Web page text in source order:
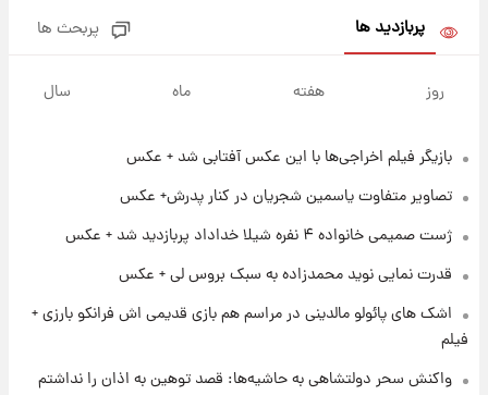
۱۶ ساعت پیش
+ جدول
آغاز طرح جدید فروش مشارکت در تولید سایپا؛
پربازدید ها پربحث ها
روز هفته ماه سال
بازیگر فیلم اخراجی‌ها با این عکس آفتابی شد + عکس
تصاویر متفاوت یاسمین شجریان در کنار پدرش+ عکس
ژست صمیمی خانواده ۴ نفره شیلا خداداد پربازدید شد + عکس
قدرت نمایی نوید محمدزاده به سبک بروس لی + عکس
اشک های پائولو مالدینی در مراسم هم بازی قدیمی اش فرانکو بارزی +
فیلم
واکنش سحر دولتشاهی به حاشیه‌ها: قصد توهین به اذان را نداشتم